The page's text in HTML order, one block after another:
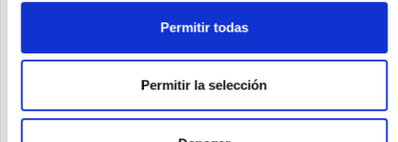
Permitir todas
Permitir la selección
HPE - ARUBA R3V49A
Datenübertragungsrate 1487 Mbit/s Maximale
Datenübertragungsrate (2,4 GHz) 287 Mbit/s 2,4 GHz Ja